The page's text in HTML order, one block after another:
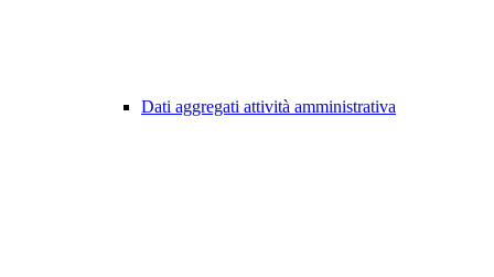
Dati aggregati attività amministrativa